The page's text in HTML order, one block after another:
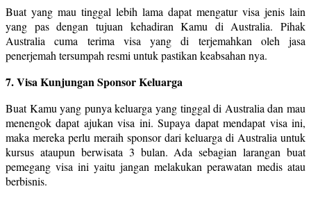
Buat yang mau tinggal lebih lama dapat mengatur visa jenis lain
yang pas dengan tujuan kehadiran Kamu di Australia. Pihak
Australia cuma terima visa yang di terjemahkan oleh jasa
penerjemah tersumpah resmi untuk pastikan keabsahan nya.
7. Visa Kunjungan Sponsor Keluarga
Buat Kamu yang punya keluarga yang tinggal di Australia dan mau
menengok dapat ajukan visa ini. Supaya dapat mendapat visa ini,
maka mereka perlu meraih sponsor dari keluarga di Australia untuk
kursus ataupun berwisata 3 bulan. Ada sebagian larangan buat
pemegang visa ini yaitu jangan melakukan perawatan medis atau
berbisnis.